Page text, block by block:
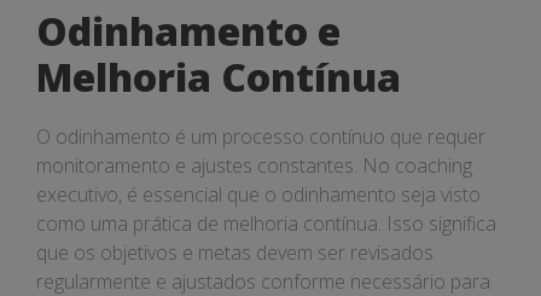
Odinhamento e
Melhoria Contínua
O odinhamento é um processo contínuo que requer
monitoramento e ajustes constantes. No coaching
executivo, é essencial que o odinhamento seja visto
como uma prática de melhoria contínua. Isso significa
que os objetivos e metas devem ser revisados
regularmente e ajustados conforme necessário para